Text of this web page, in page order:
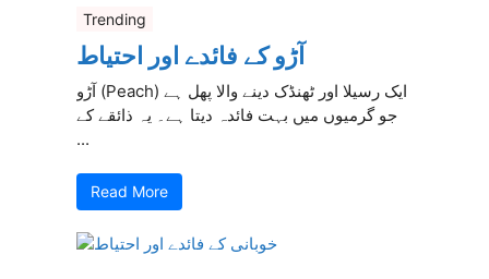
Trending
آڑو کے فائدے اور احتیاط
آڑو (Peach) ایک رسیلا اور ٹھنڈک دینے والا پھل ہے
جو گرمیوں میں بہت فائدہ دیتا ہے۔ یہ ذائقے کے
...
Read More